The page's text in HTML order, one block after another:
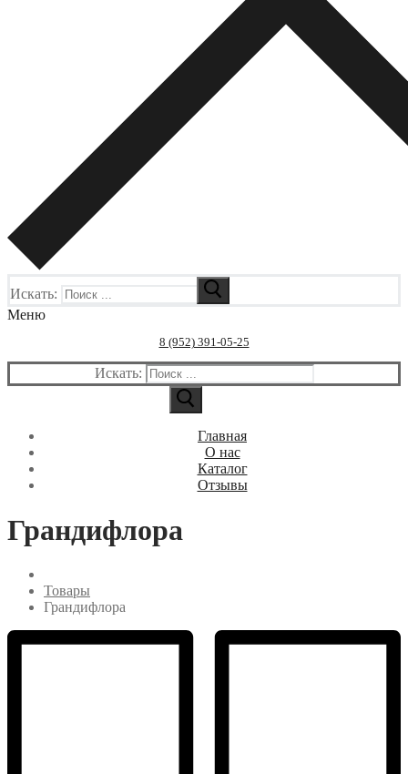
Искать:
Меню
8 (952) 391-05-25
Искать:
Главная
О нас
Каталог
Отзывы
Грандифлора
Товары
Грандифлора